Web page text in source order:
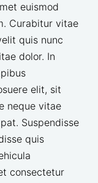
euismod
Curabitur vitae
quis nunc
dolor. In
elit, sit
neque vitae
Suspendisse
quis
consectetur